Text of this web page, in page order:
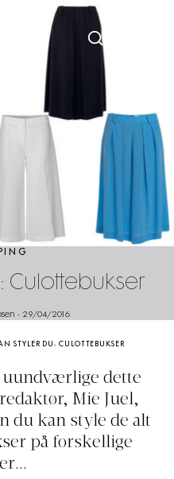
Culottebukser
- 29/04/2016
STYLER DU: CULOTTEBUKSER
dette
Mie Juel,
du kan style de alt
på forskellige